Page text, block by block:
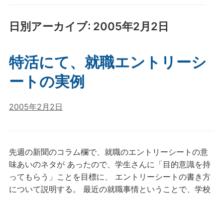
日別アーカイブ: 2005年2月2日
特活にて、就職エントリーシ
ートの実例
2005年2月2日
先週の新聞のコラム欄で、就職のエントリーシートの意
味あいのネタが あったので、学生さんに「目的意識を持
ってもらう」ことを目標に、 エントリーシートの書き方
について説明する。 最近の就職事情ということで、学校